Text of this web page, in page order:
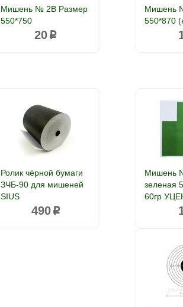
Мишень № 2В Размер
550*750
20 p
Мишень
550*870
Ролик чёрной бумаги
ЗЧБ-90 для мишеней
SIUS
490p
Мишень
зеленая
60гр